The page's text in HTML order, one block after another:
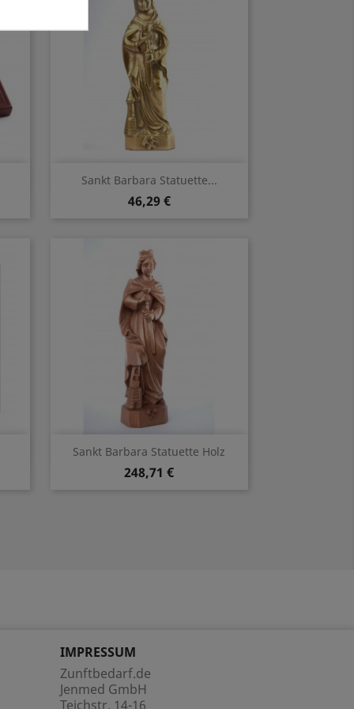
Sankt Barbara Statuette...
46,29 €
Vorschau
Sankt Barbara Statuette Holz
248,71 €
Vorschau
IMPRESSUM
Zunftbedarf.de
Jenmed GmbH
Teichstr. 14-16